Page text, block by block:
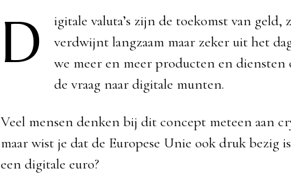
D
igitale valuta’s zijn de toekomst van geld,
verdwijnt langzaam maar zeker uit het
we meer en meer producten en
de vraag naar digitale munten.
Veel mensen denken bij dit concept meteen aan
maar wist je dat de Europese Unie ook druk bezig
een digitale euro?